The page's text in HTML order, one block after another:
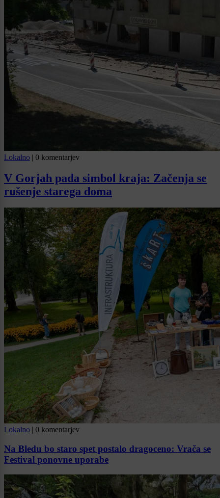
Lokalno | 0 komentarjev
V Gorjah pada simbol kraja: Začenja se
rušenje starega doma
Lokalno | 0 komentarjev
Na Bledu bo staro spet postalo dragoceno: Vrača se
Festival ponovne uporabe